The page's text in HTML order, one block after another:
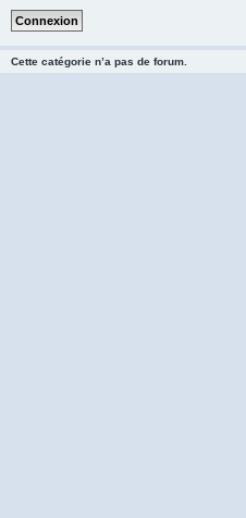
Cette catégorie n’a pas de forum.